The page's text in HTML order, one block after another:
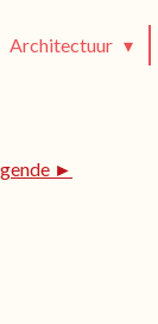
Architectuur
►